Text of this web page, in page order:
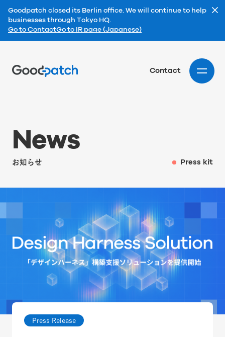
Goodpatch closed its Berlin office. We will continue to help
businesses through Tokyo HQ.
Go to ContactGo to IR page (Japanese)
Contact
News
お知らせ Press kit
Press Release